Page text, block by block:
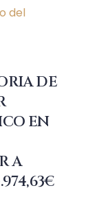
DE
EN
A